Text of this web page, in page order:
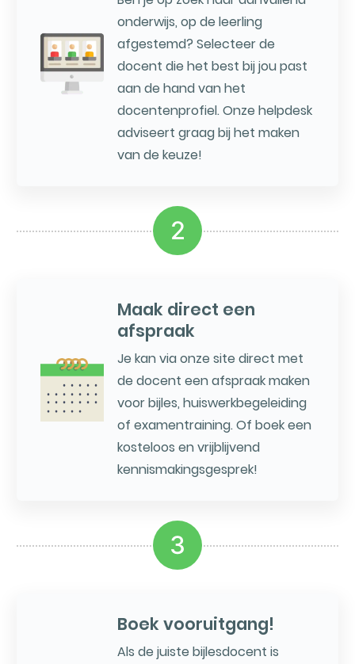
onderwijs, op de leerling
afgestemd? Selecteer de
docent die het best bij jou past
aan de hand van het
docentenprofiel. Onze helpdesk
adviseert graag bij het maken
van de keuze!
2
Maak direct een
afspraak
Je kan via onze site direct met
de docent een afspraak maken
voor bijles, huiswerkbegeleiding
of examentraining. Of boek een
kosteloos en vrijblijvend
kennismakingsgesprek!
3
Boek vooruitgang!
Als de juiste bijlesdocent is